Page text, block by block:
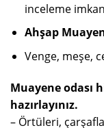
inceleme
Ahşap
Venge, meşe,
Muayene odası
hazırlayınız.
– Örtüleri,